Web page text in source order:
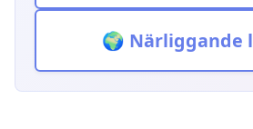
🌍 Närliggande